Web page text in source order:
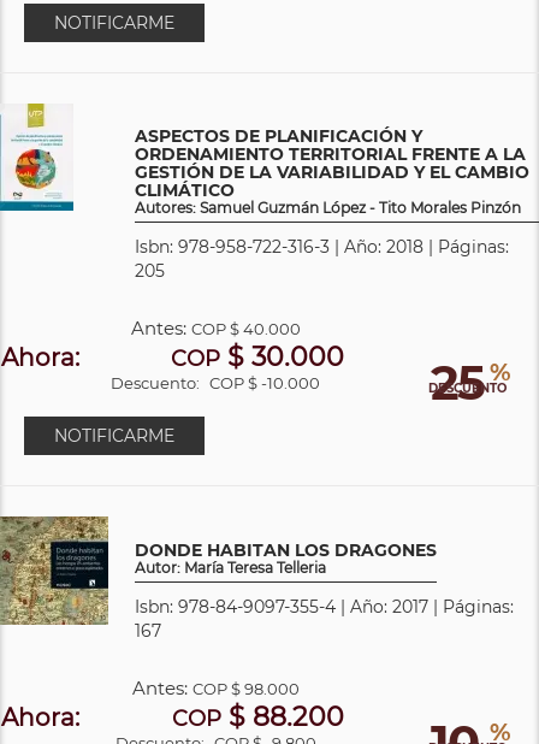
NOTIFICARME
ASPECTOS DE PLANIFICACIÓN Y
ORDENAMIENTO TERRITORIAL FRENTE A LA
GESTIÓN DE LA VARIABILIDAD Y EL CAMBIO
CLIMÁTICO
Autores: Samuel Guzmán López - Tito Morales Pinzón
Isbn: 978-958-722-316-3 | Año: 2018 | Páginas:
205
25 %
DESCUENTO
Antes: COP$ 40.000
Ahora: COP $ 30.000
Descuento: COP $ -10.000
NOTIFICARME
DONDE HABITAN LOS DRAGONES
Autor: María Teresa Telleria
Isbn: 978-84-9097-355-4 | Año: 2017 | Páginas:
167
%
Antes: COP$ 98.000
Ahora: COP$ 88.200